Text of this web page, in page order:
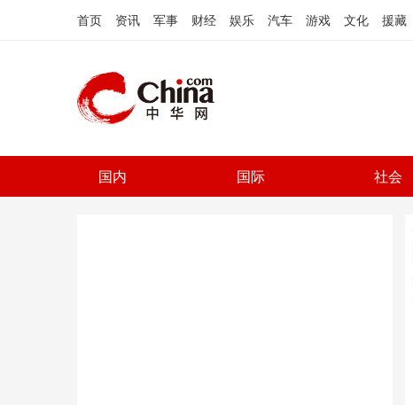
首页 资讯 军事 财经 娱乐 汽车 游戏 文化 援藏
国内 国际 社会